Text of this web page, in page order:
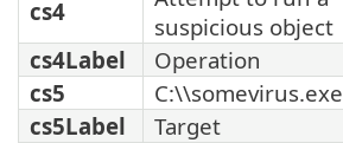
cs4
suspicious object
cs4Label
Operation
cs5
C:\\somevirus.exe
cs5Label
Target